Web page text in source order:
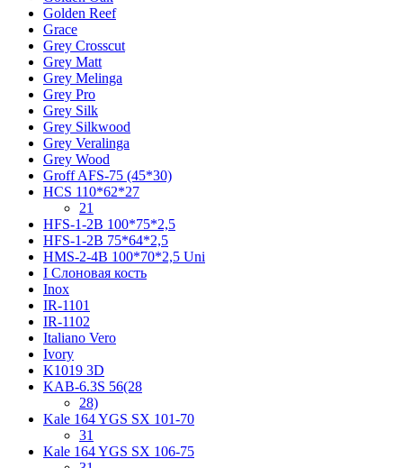
Golden Reef
Grace
Grey Crosscut
Grey Matt
Grey Melinga
Grey Pro
Grey Silk
Grey Silkwood
Grey Veralinga
Grey Wood
Groff AFS-75 (45*30)
HCS 110*62*27
21
HFS-1-2B 100*75*2,5
HFS-1-2B 75*64*2,5
HMS-2-4B 100*70*2,5 Uni
I Слоновая кость
Inox
IR-1101
IR-1102
Italiano Vero
Ivory
K1019 3D
KAB-6.3S 56(28
28)
Kale 164 YGS SX 101-70
31
Kale 164 YGS SX 106-75